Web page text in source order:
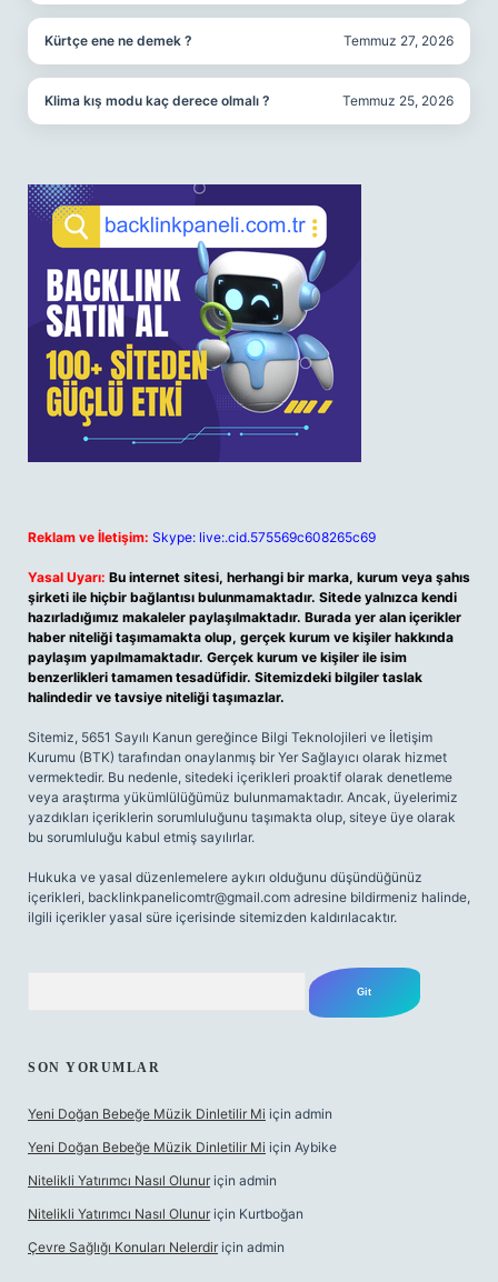
Kürtçe ene ne demek ? Temmuz 27, 2026
Klima kış modu kaç derece olmalı ? Temmuz 25, 2026
Reklam ve İletişim: Skype: live:.cid.575569c608265c69
Yasal Uyarı: Bu internet sitesi, herhangi bir marka, kurum veya şahıs
şirketi ile hiçbir bağlantısı bulunmamaktadır. Sitede yalnızca kendi
hazırladığımız makaleler paylaşılmaktadır. Burada yer alan içerikler
haber niteliği taşımamakta olup, gerçek kurum ve kişiler hakkında
paylaşım yapılmamaktadır. Gerçek kurum ve kişiler ile isim
benzerlikleri tamamen tesadüfidir. Sitemizdeki bilgiler taslak
halindedir ve tavsiye niteliği taşımazlar.
Sitemiz, 5651 Sayılı Kanun gereğince Bilgi Teknolojileri ve İletişim
Kurumu (BTK) tarafından onaylanmış bir Yer Sağlayıcı olarak hizmet
vermektedir. Bu nedenle, sitedeki içerikleri proaktif olarak denetleme
veya araştırma yükümlülüğümüz bulunmamaktadır. Ancak, üyelerimiz
yazdıkları içeriklerin sorumluluğunu taşımakta olup, siteye üye olarak
bu sorumluluğu kabul etmiş sayılırlar.
Hukuka ve yasal düzenlemelere aykırı olduğunu düşündüğünüz
içerikleri, backlinkpanelicomtr@gmail.com adresine bildirmeniz halinde,
ilgili içerikler yasal süre içerisinde sitemizden kaldırılacaktır.
SON YORUMLAR
Yeni Doğan Bebeğe Müzik Dinletilir Mi için admin
Yeni Doğan Bebeğe Müzik Dinletilir Mi için Aybike
Nitelikli Yatırımcı Nasıl Olunur için admin
Nitelikli Yatırımcı Nasıl Olunur için Kurtboğan
Çevre Sağlığı Konuları Nelerdir için admin